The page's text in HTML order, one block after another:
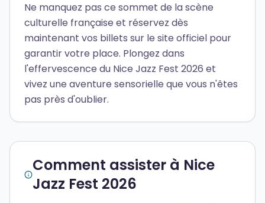
Ne manquez pas ce sommet de la scène
culturelle française et réservez dès
maintenant vos billets sur le site officiel pour
garantir votre place. Plongez dans
l'effervescence du Nice Jazz Fest 2026 et
vivez une aventure sensorielle que vous n'êtes
pas près d'oublier.
Comment assister à Nice
Jazz Fest 2026